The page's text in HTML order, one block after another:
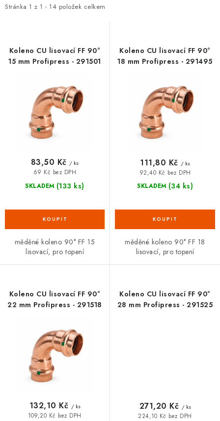
O NÁS
DOPRAVA A PLATBA
VRÁCENÍ ZBOŽÍ A REKLAMACE
MOJE OBJEDNÁVKA
ZNAČKY
Hodnocení obchodu
Doprava a platba
Kontakt
Obchodní podmínky
i
o
Stránka 1 z 1 - 14 položek celkem
e
p
r
Koleno CU lisovací FF 90°
15 mm Profipress - 291501
SKLADEM (133 ks)
69 Kč bez DPH
83,50 Kč / ks
měděné koleno 90° FF 15
lisovací, pro topení
Koleno CU lisovací FF 90°
18 mm Profipress - 291495
SKLADEM (34 ks)
92,40 Kč bez DPH
111,80 Kč / ks
měděné koleno 90° FF 18
lisovací, pro topení
Koleno CU lisovací FF 90°
22 mm Profipress - 291518
109,20 Kč bez DPH
132,10 Kč / ks
Koleno CU lisovací FF 90°
28 mm Profipress - 291525
224,10 Kč bez DPH
271,20 Kč / ks